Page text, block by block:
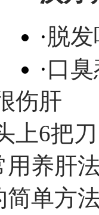
·脱
·口
伤肝
上6把刀
用养肝
简单方